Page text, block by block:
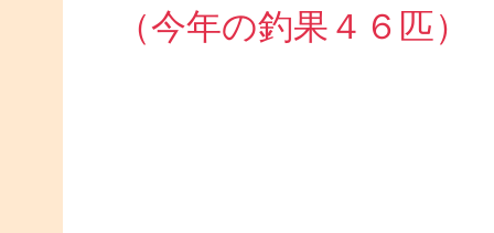
（今年の釣果４６匹）